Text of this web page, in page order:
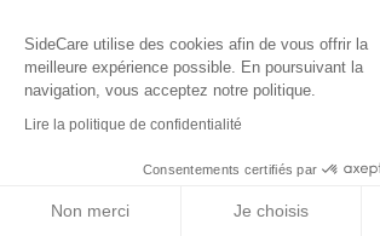
Les codes CCAM
Les OPCO
Tops assurances par secteur
Réseaux de soins
SideCare utilise des cookies afin de vous offrir la
meilleure expérience possible. En poursuivant la
navigation, vous acceptez notre politique.
Lire la politique de confidentialité
Consentements certifiés par
Non merci Je choisis